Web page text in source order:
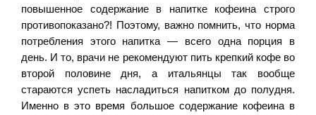
повышенное содержание в напитке кофеина строго
противопоказано?! Поэтому, важно помнить, что норма
потребления этого напитка — всего одна порция в
день. И то, врачи не рекомендуют пить крепкий кофе во
второй половине дня, а итальянцы так вообще
стараются успеть насладиться напитком до полудня.
Именно в это время большое содержание кофеина в